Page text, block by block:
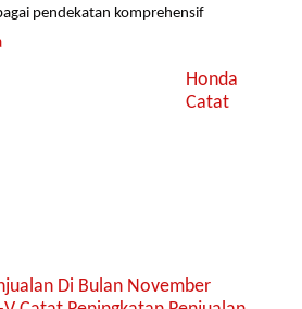
pendekatan komprehensif
Honda
Catat
Di Bulan November